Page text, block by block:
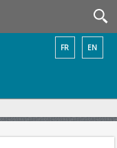
EN
FR